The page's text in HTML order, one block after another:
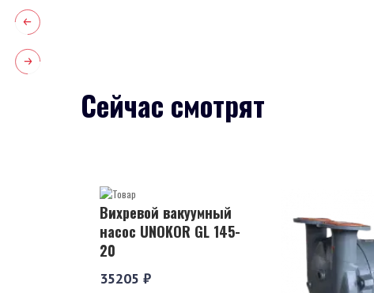
Сейчас смотрят
Вихревой вакуумный
насос UNOKOR GL 145-
20
35205 ₽